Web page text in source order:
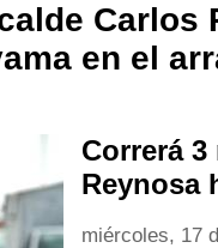
Carlos
en el
Correrá
Reynosa
miércoles, 17